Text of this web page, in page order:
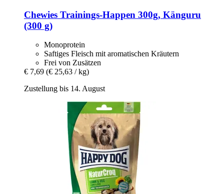
Chewies Trainings-​Happen 300g, Känguru
(300 g)
Monoprotein
Saftiges Fleisch mit aromatischen Kräutern
Frei von Zusätzen
€ 7,69 (€ 25,63 / kg)
Zustellung bis 14. August